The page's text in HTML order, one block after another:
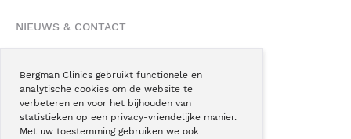
Bergman Clinics gebruikt functionele en
analytische cookies om de website te
verbeteren en voor het bijhouden van
statistieken op een privacy-vriendelijke manier.
Met uw toestemming gebruiken we ook
NIEUWS & CONTACT
Blogs
Podcast
Pressroom
Instagram